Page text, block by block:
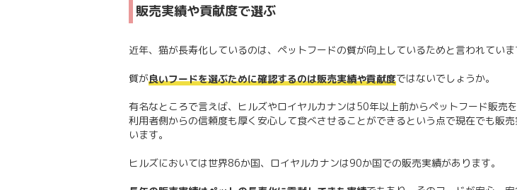
販売実績や貢献度で選ぶ
近年、猫が長寿化しているのは、ペットフードの質が向上しているためと言われていま
質が良いフードを選ぶために確認するのは販売実績や貢献度ではないでしょうか。
有名なところで言えば、ヒルズやロイヤルカナンは50年以上前からペットフード販売を
利用者側からの信頼度も厚く安心して食べさせることができるという点で現在でも販
います。
ヒルズにおいては世界86か国、ロイヤルカナンは90か国での販売実績があります。